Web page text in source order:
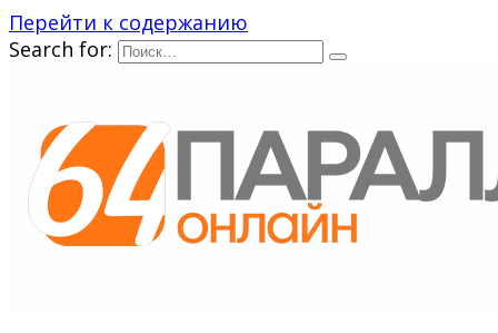
Перейти к содержанию
Search for: